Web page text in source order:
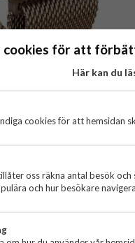
sofistikerade Milanese Loop
skillnad från många liknande
helt efter dina önskemål,
cookies för att
Här kan du
cookies för att hemsidan
oss räkna antal besök
och hur besökare